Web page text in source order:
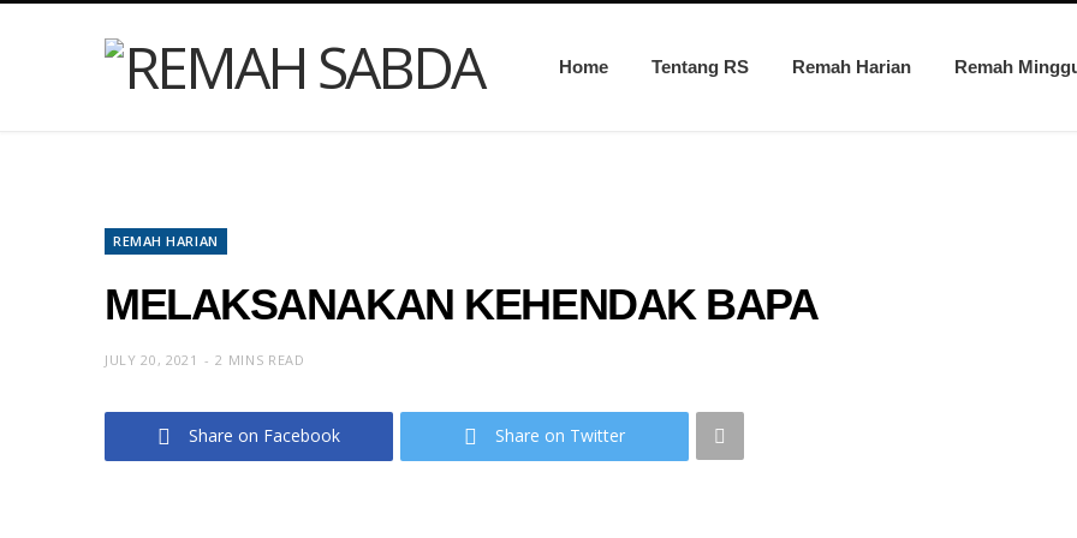
Home Tentang RS Remah Harian Remah
REMAH HARIAN
MELAKSANAKAN KEHENDAK BAPA
JULY 20, 2021 2 MINS READ
Share on Facebook Share on Twitter